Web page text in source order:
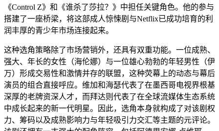
《Control Z》和《谁杀了莎拉？》中担任关键角色。他的参与
搭建了一座桥梁，将这部成人惊悚剧与Netflix已成功培育的利
润丰厚的青少年市场连接起来。
这种选角策略除了市场营销外，还具有双重功能。一位成熟、
强大、年长的女性（海伦娜）与一位雄心勃勃的年轻男性（伊
万）形成交易性和激情并存的联盟，这种荧幕上的动态与幕后
演员的组合直接呼应。维加和海瑟代表了在墨西哥电视界根基
深厚的老牌资深人才，而拜达则代表了在全球流媒体生态系统
中成长起来的新一代明星。因此，选角本身就构成了对该剧权
力、筹码以及成熟影响力与年轻吸引力交汇等主题的元评论。